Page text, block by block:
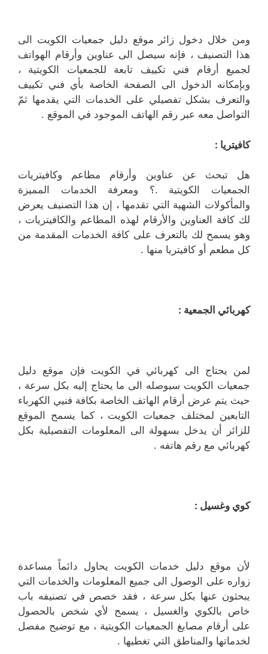
ومن خلال دخول زائر موقع دليل جمعيات الكويت الى
هذا التصنيف ، فإنه سيصل الى عناوين وأرقام الهواتف
لجميع أرقام فني تكييف تابعة للجمعيات الكويتية ،
وبإمكانه الدخول الى الصفحة الخاصة بأي فني تكييف
والتعرف بشكل تفصيلي على الخدمات التي يقدمها ثمّ
التواصل معه عبر رقم الهاتف الموجود في الموقع .
كافيتريا :
هل تبحث عن عناوين وأرقام مطاعم وكافيتريات
الجمعيات الكويتية .؟ ومعرفة الخدمات المميزة
والمأكولات الشهية التي تقدمها ، إن هذا التصنيف يعرض
لك كافة العناوين والأرقام لهذه المطاعم والكافيتريات ،
وهو يسمح لك بالتعرف على كافة الخدمات المقدمة من
كل مطعم أو كافيتريا منها .
كهربائي الجمعية :
لمن يحتاج الى كهربائي في الكويت فإن موقع دليل
جمعيات الكويت سيوصله الى ما يحتاج إليه بكل سرعة ،
حيث يتم عرض أرقام الهاتف الخاصة بكافة فنيي الكهرباء
التابعين لمختلف جمعيات الكويت ، كما يسمح الموقع
للزائر أن يدخل بسهولة الى المعلومات التفصيلية بكل
كهربائي مع رقم هاتفه .
كوي وغسيل :
لأن موقع دليل خدمات الكويت يحاول دائماً مساعدة
زواره على الوصول الى جميع المعلومات والخدمات التي
يبحثون عنها بكل سرعة ، فقد خصص في تصنيفه باب
خاص بالكوي والغسيل ، يسمح لأي شخص بالحصول
على أرقام مصابغ الجمعيات الكويتية ، مع توضيح مفصل
لخدماتها والمناطق التي تغطيها .